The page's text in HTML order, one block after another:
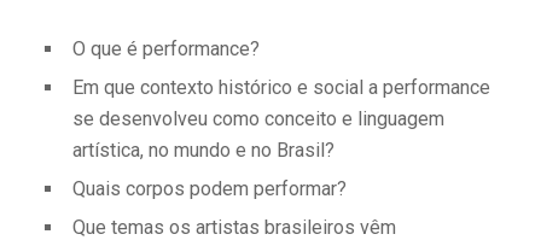
O que é performance?
Em que contexto histórico e social a performance
se desenvolveu como conceito e linguagem
artística, no mundo e no Brasil?
Quais corpos podem performar?
Que temas os artistas brasileiros vêm